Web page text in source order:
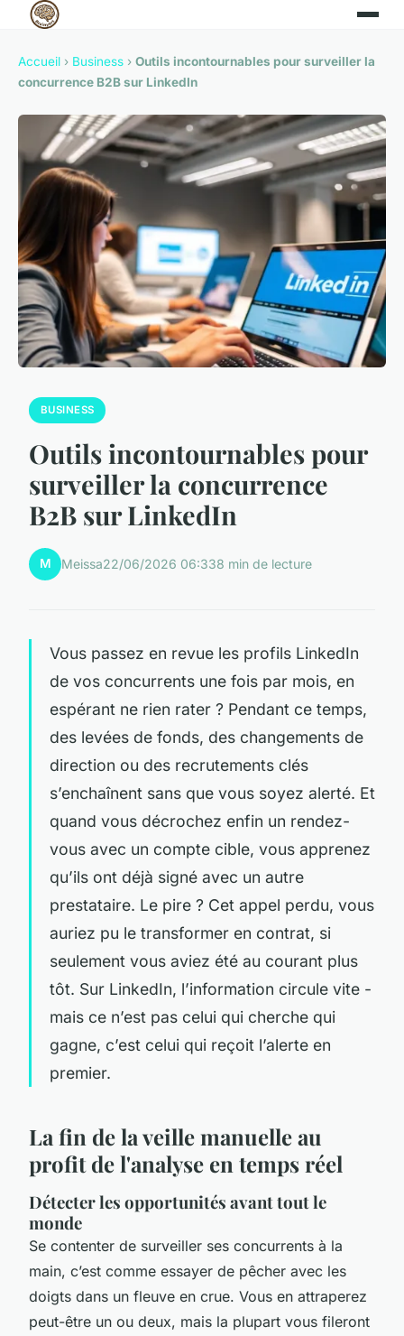
Accueil › Business › Outils incontournables pour surveiller la
concurrence B2B sur LinkedIn
BUSINESS
Outils incontournables pour
surveiller la concurrence
B2B sur LinkedIn
M Meissa22/06/2026 06:338 min de lecture
Vous passez en revue les profils LinkedIn
de vos concurrents une fois par mois, en
espérant ne rien rater ? Pendant ce temps,
des levées de fonds, des changements de
direction ou des recrutements clés
s’enchaînent sans que vous soyez alerté. Et
quand vous décrochez enfin un rendez-
vous avec un compte cible, vous apprenez
qu’ils ont déjà signé avec un autre
prestataire. Le pire ? Cet appel perdu, vous
auriez pu le transformer en contrat, si
seulement vous aviez été au courant plus
tôt. Sur LinkedIn, l’information circule vite -
mais ce n’est pas celui qui cherche qui
gagne, c’est celui qui reçoit l’alerte en
premier.
La fin de la veille manuelle au
profit de l'analyse en temps réel
Détecter les opportunités avant tout le
monde
Se contenter de surveiller ses concurrents à la
main, c’est comme essayer de pêcher avec les
doigts dans un fleuve en crue. Vous en attraperez
peut-être un ou deux, mais la plupart vous fileront